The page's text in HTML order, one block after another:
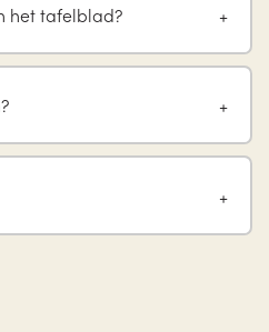
het tafelblad?